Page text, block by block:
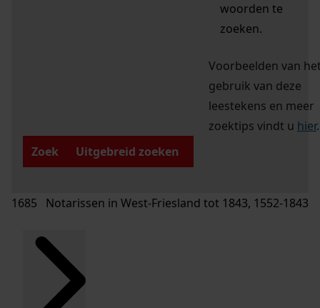
woorden te
zoeken.
Voorbeelden van
gebruik van deze
leestekens en meer
zoektips vindt u hier.
Zoek
Uitgebreid zoeken
1685 Notarissen in West-Friesland tot 1843, 1552-1843